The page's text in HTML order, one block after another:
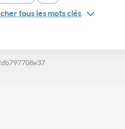
tous les mots clés